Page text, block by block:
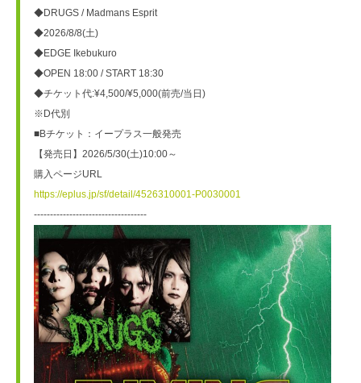
◆DRUGS / Madmans Esprit
◆2026/8/8(土)
◆EDGE Ikebukuro
◆OPEN 18:00 / START 18:30
◆チケット代:¥4,500/¥5,000(前売/当日)
※D代別
■Bチケット：イープラス一般発売
【発売日】2026/5/30(土)10:00～
購入ページURL
https://eplus.jp/sf/detail/4526310001-P0030001
-----------------------------------